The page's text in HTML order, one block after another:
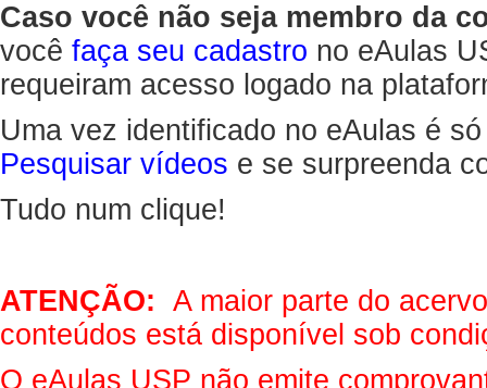
Caso você não seja membro da
você faça seu cadastro no eAulas
requeiram acesso logado na
Uma vez identificado no eAulas é
Pesquisar vídeos e se surpreenda
Tudo num clique!
ATENÇÃO: A maior parte do
conteúdos está disponível sob
O eAulas USP não emite